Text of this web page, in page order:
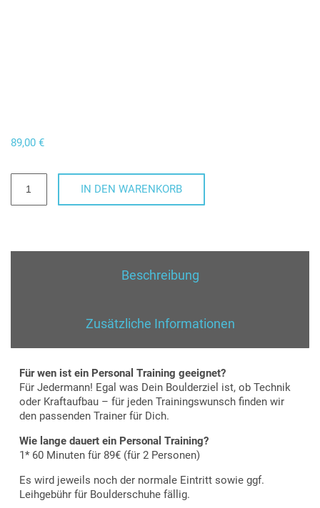
89,00 €
Gutschein
Einzeltermin
IN DEN WARENKORB
Beschreibung
Zusätzliche Informationen
Für wen ist ein Personal Training geeignet?
Für Jedermann! Egal was Dein Boulderziel ist, ob Technik
oder Kraftaufbau – für jeden Trainingswunsch finden wir
den passenden Trainer für Dich.
Wie lange dauert ein Personal Training?
1* 60 Minuten für 89€ (für 2 Personen)
Es wird jeweils noch der normale Eintritt sowie ggf.
Leihgebühr für Boulderschuhe fällig.